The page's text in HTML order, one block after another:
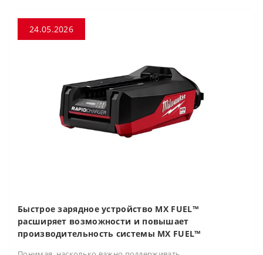
24.05.2026
Быстрое зарядное устройство MX FUEL™
расширяет возможности и повышает
производительность системы MX FUEL™